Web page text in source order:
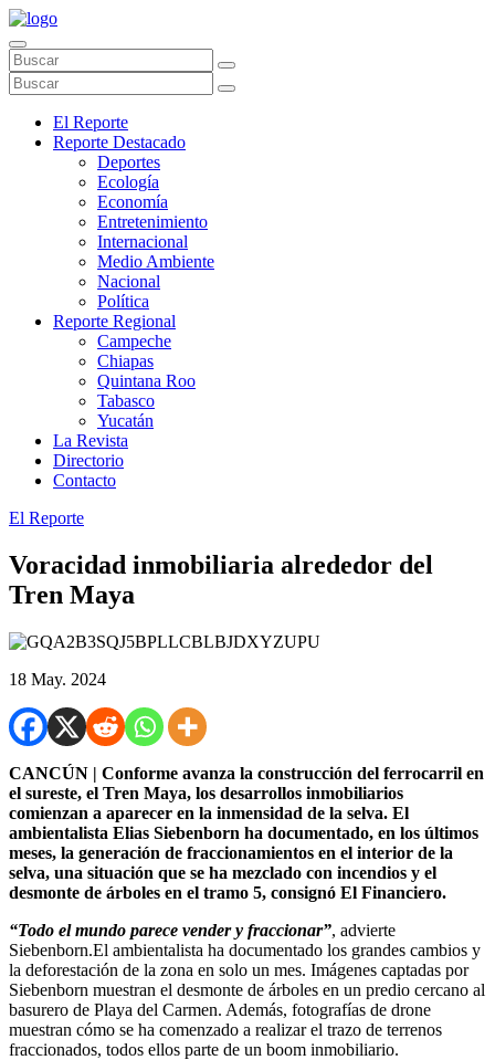
El Reporte
Reporte Destacado
Deportes
Ecología
Economía
Entretenimiento
Internacional
Medio Ambiente
Nacional
Política
Reporte Regional
Campeche
Chiapas
Quintana Roo
Tabasco
Yucatán
La Revista
Directorio
Contacto
El Reporte
Voracidad inmobiliaria alrededor del
Tren Maya
18 May. 2024
CANCÚN | Conforme avanza la construcción del ferrocarril en
el sureste, el Tren Maya, los desarrollos inmobiliarios
comienzan a aparecer en la inmensidad de la selva. El
ambientalista Elias Siebenborn ha documentado, en los últimos
meses, la generación de fraccionamientos en el interior de la
selva, una situación que se ha mezclado con incendios y el
desmonte de árboles en el tramo 5, consignó El Financiero.
“Todo el mundo parece vender y fraccionar”, advierte
Siebenborn.El ambientalista ha documentado los grandes cambios y
la deforestación de la zona en solo un mes. Imágenes captadas por
Siebenborn muestran el desmonte de árboles en un predio cercano al
basurero de Playa del Carmen. Además, fotografías de drone
muestran cómo se ha comenzado a realizar el trazo de terrenos
fraccionados, todos ellos parte de un boom inmobiliario.